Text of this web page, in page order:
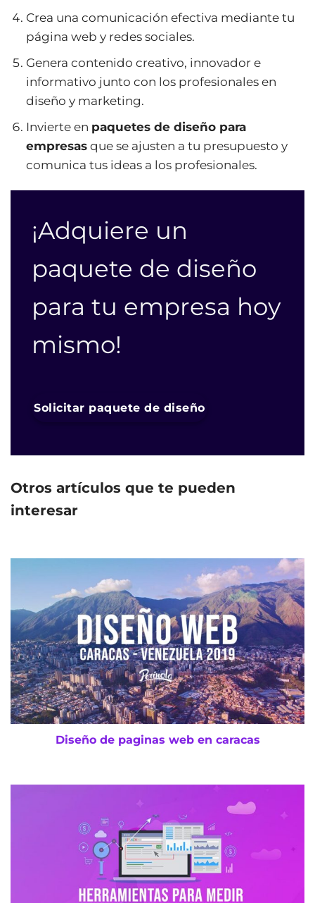
Crea una comunicación efectiva mediante tu
página web y redes sociales.
Genera contenido creativo, innovador e
informativo junto con los profesionales en
diseño y marketing.
Invierte en paquetes de diseño para
empresas que se ajusten a tu presupuesto y
comunica tus ideas a los profesionales.
¡Adquiere un
paquete de diseño
para tu empresa hoy
mismo!
Solicitar paquete de diseño
Otros artículos que te pueden
interesar
Diseño de paginas web en caracas